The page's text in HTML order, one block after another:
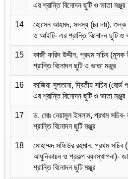
এর শ্রান্তি বিনোদন ছুটি ও ভাতা মঞ্জুর
14
হোসেন আহমদ, সদস্য (চঃ দাঃ), শুল্ক
ও আইটি- এর শ্রান্তি বিনোদন ছুটি ও
15
কাজী ফরিদ উদ্দীন, প্রথম সচিব (মূসক
শ্রান্তি বিনোদন ছুটি ও ভাতা মঞ্জুর
16
কাজিয়া সুলতানা, দ্বিতীয় সচিব
এর শ্রান্তি বিনোদন ছুটি ও ভাতা মঞ্জুর
17
ড. মোঃ নেয়ামুল ইসলাম, প্রথম সচিব-
শ্রান্তি বিনোদন ছুটি মঞ্জুর
18
মোহাম্মদ সফিউর রহমান, প্রথম সচিব
আধুনিকায়ন ও প্রকল্প ব্যবস্থাপনা)-
শ্রান্তি বিনোদন ছুটি মঞ্জুর